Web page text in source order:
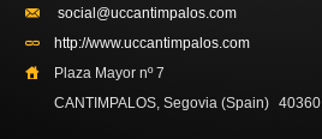
social@uccantimpalos.com
http://www.uccantimpalos.com
Plaza Mayor nº 7
CANTIMPALOS, Segovia (Spain) 40360